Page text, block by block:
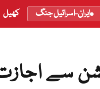
ایران-اسرائیل جنگ کھیل
سے